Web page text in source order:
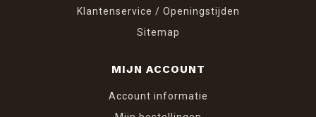
Klantenservice / Openingstijden
Sitemap
MIJN ACCOUNT
Account informatie